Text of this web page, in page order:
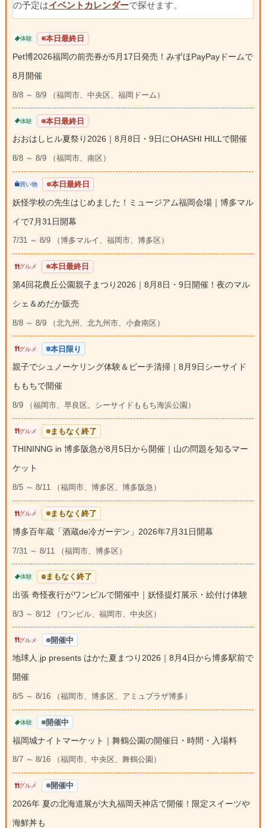
の予定はイベントカレンダーで探せます。
体験 本日最終日
Pet博2026福岡の前売券が5月17日発売！みずほPayPayドームで
8月開催
8/8 ～ 8/9 （福岡市、中央区、福岡ドーム）
体験 本日最終日
おおはしヒル夏祭り2026｜8月8日・9日にOHASHI HILLで開催
8/8 ～ 8/9 （福岡市、南区）
買い物 本日最終日
妖怪学校の先生はじめました！ミュージアム福岡会場｜博多マル
イで7月31日開幕
7/31 ～ 8/9 （博多マルイ、福岡市、博多区）
グルメ 本日最終日
第4回花農丘公園親子まつり2026｜8月8日・9日開催！夜のマル
シェ＆めだか販売
8/8 ～ 8/9 （北九州、北九州市、小倉南区）
グルメ 本日限り
親子でシュノーケリング体験＆ビーチ清掃｜8月9日シーサイド
ももちで開催
8/9 （福岡市、早良区、シーサイドももち海浜公園）
グルメ まもなく終了
THININNG in 博多阪急が8月5日から開催｜山の問題を知るマー
ケット
8/5 ～ 8/11 （福岡市、博多区、博多阪急）
グルメ まもなく終了
博多百年蔵「酒蔵de冷ガーデン」2026年7月31日開幕
7/31 ～ 8/11 （福岡市、博多区）
体験 まもなく終了
出張 奇怪夜行がワンビルで開催中｜妖怪提灯展示・絵付け体験
8/3 ～ 8/12 （ワンビル、福岡市、中央区）
グルメ 開催中
地球人.jp presents はかた夏まつり2026｜8月4日から博多駅前で
開催
8/5 ～ 8/16 （福岡市、博多区、アミュプラザ博多）
体験 開催中
福岡城ナイトマーケット｜舞鶴公園の開催日・時間・入場料
8/7 ～ 8/16 （福岡市、中央区、舞鶴公園）
グルメ 開催中
2026年 夏の北海道展が大丸福岡天神店で開催！限定スイーツや
海鮮丼も